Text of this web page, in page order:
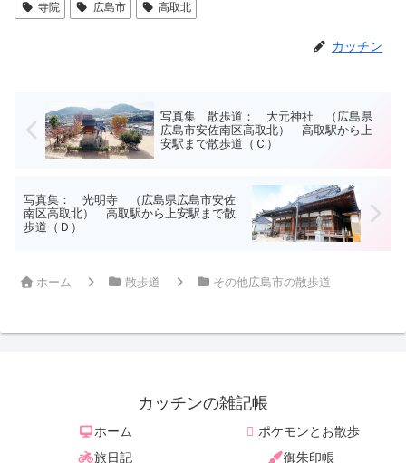
寺院
広島市 高取北
カッチン
写真集 散歩道： 大元神社 （広島県
広島市安佐南区高取北） 高取駅から上
安駅まで散歩道（Ｃ）
写真集： 光明寺 （広島県広島市安佐
南区高取北） 高取駅から上安駅まで散
歩道（Ｄ）
ホーム 散歩道 その他広島市の散歩道
カッチンの雑記帳
ホーム
ポケモンとお散歩
旅日記
御朱印帳